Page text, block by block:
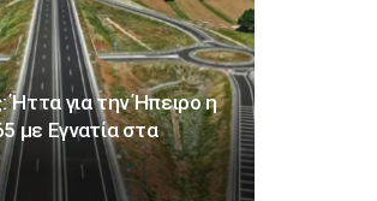
Ήττα για την Ήπειρο η
με Εγνατία στα